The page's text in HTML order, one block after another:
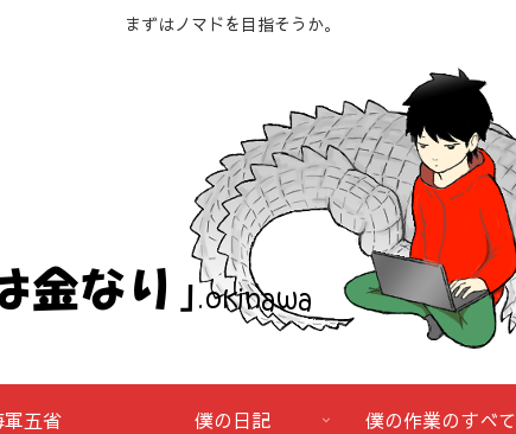
まずはノマドを目指そうか。
軍五省 僕の日記 僕の作業のすべて